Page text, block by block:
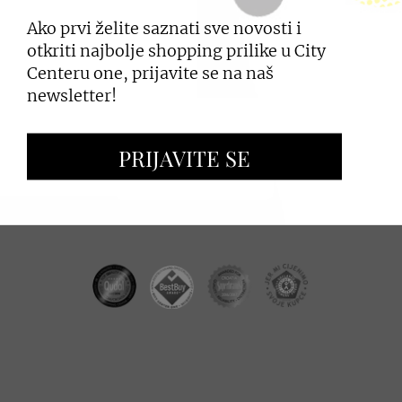
PRIJAVI SE
ZAKUP PROSTORA
OGLAŠAVANJE I PROMOCIJE
Ako prvi želite saznati sve novosti i
otkriti najbolje shopping prilike u City
Centeru one, prijavite se na naš
newsletter!
PRIJAVITE SE